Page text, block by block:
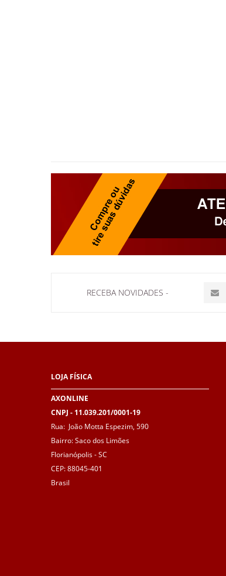
RECEBA NOVIDADES -
LOJAFÍSICA
AXONLINE
CNPJ - 11.039.201/0001-19
Rua: João Motta Espezim, 590
Bairro: Saco dos Limões
Florianópolis - SC
CEP: 88045-401
Brasil